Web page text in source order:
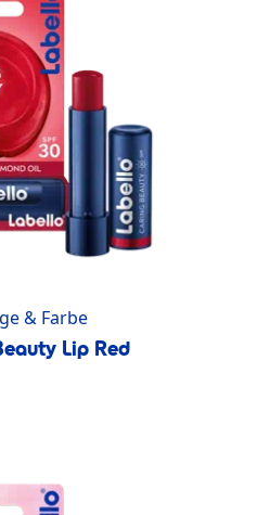
& Farbe
Lip Red